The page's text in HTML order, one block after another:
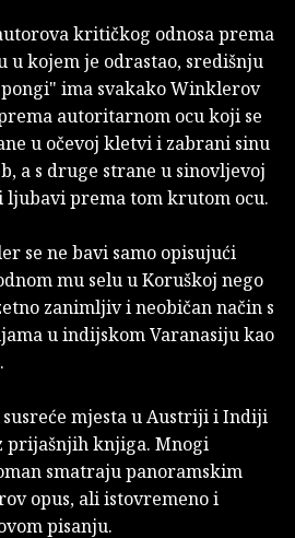
kritičkog odnosa prema
kojem je odrastao, središnju
ima svakako Winklerov
autoritarnom ocu koji se
u očevoj kletvi i zabrani sinu
a s druge strane u sinovljevoj
prema tom krutom ocu.
se ne bavi samo opisujući
mu selu u Koruškoj nego
zanimljiv i neobičan način s
u indijskom Varanasiju kao
mjesta u Austriji i Indiji
prijašnjih knjiga. Mnogi
smatraju panoramskim
opus, ali istovremeno i
pisanju.